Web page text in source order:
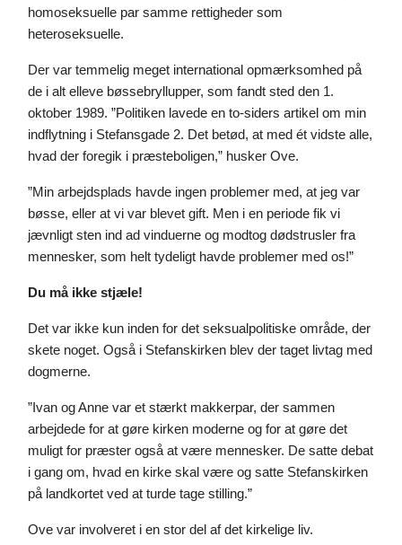
homoseksuelle par samme rettigheder som
heteroseksuelle.
Der var temmelig meget international opmærksomhed på
de i alt elleve bøssebryllupper, som fandt sted den 1.
oktober 1989. ”Politiken lavede en to-siders artikel om min
indflytning i Stefansgade 2. Det betød, at med ét vidste alle,
hvad der foregik i præsteboligen,” husker Ove.
”Min arbejdsplads havde ingen problemer med, at jeg var
bøsse, eller at vi var blevet gift. Men i en periode fik vi
jævnligt sten ind ad vinduerne og modtog dødstrusler fra
mennesker, som helt tydeligt havde problemer med os!”
Du må ikke stjæle!
Det var ikke kun inden for det seksualpolitiske område, der
skete noget. Også i Stefanskirken blev der taget livtag med
dogmerne.
”Ivan og Anne var et stærkt makkerpar, der sammen
arbejdede for at gøre kirken moderne og for at gøre det
muligt for præster også at være mennesker. De satte debat
i gang om, hvad en kirke skal være og satte Stefanskirken
på landkortet ved at turde tage stilling.”
Ove var involveret i en stor del af det kirkelige liv.